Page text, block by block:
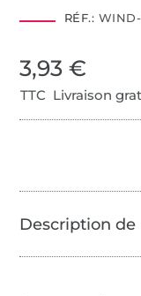
RÉF.: WIND-
3,93 €
TTC Livraison